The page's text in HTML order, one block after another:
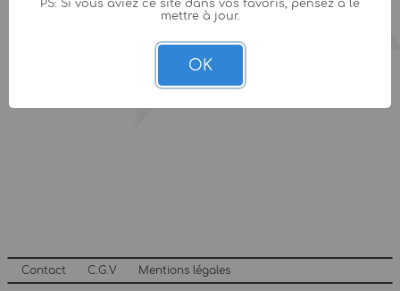
Contact C.G.V Mentions légales
PS: Si vous aviez ce site dans vos favoris, pensez à le
mettre à jour.
OK